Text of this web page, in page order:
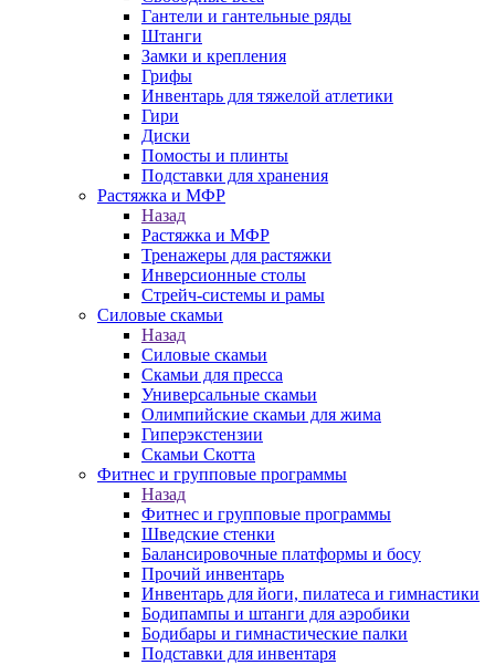
Гантели и гантельные ряды
Штанги
Замки и крепления
Грифы
Инвентарь для тяжелой атлетики
Гири
Диски
Помосты и плинты
Подставки для хранения
Растяжка и МФР
Назад
Растяжка и МФР
Тренажеры для растяжки
Инверсионные столы
Стрейч-системы и рамы
Силовые скамьи
Назад
Силовые скамьи
Скамьи для пресса
Универсальные скамьи
Олимпийские скамьи для жима
Гиперэкстензии
Скамьи Скотта
Фитнес и групповые программы
Назад
Фитнес и групповые программы
Шведские стенки
Балансировочные платформы и босу
Прочий инвентарь
Инвентарь для йоги, пилатеса и гимнастики
Бодипампы и штанги для аэробики
Бодибары и гимнастические палки
Подставки для инвентаря